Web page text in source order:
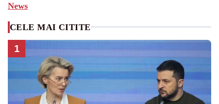
News
CELE MAI CITITE
1